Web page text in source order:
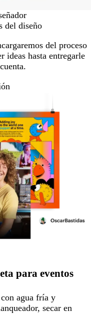
del diseño
del proceso
ideas hasta entregarle
para eventos
agua fría y
secar en